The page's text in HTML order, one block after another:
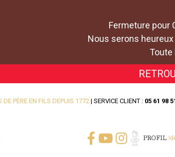
Fermeture pour
Nous serons
Toute
DE PÈRE EN FILS DEPUIS 1772 | SERVICE CLIENT : 05 61 98
PROFIL